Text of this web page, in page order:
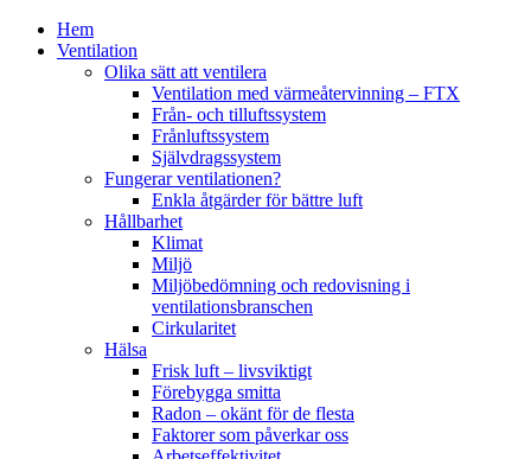
Hem
Ventilation
Olika sätt att ventilera
Ventilation med värmeåtervinning – FTX
Från- och tilluftssystem
Frånluftssystem
Självdragssystem
Fungerar ventilationen?
Enkla åtgärder för bättre luft
Hållbarhet
Klimat
Miljö
Miljöbedömning och redovisning i
ventilationsbranschen
Cirkularitet
Hälsa
Frisk luft – livsviktigt
Förebygga smitta
Radon – okänt för de flesta
Faktorer som påverkar oss